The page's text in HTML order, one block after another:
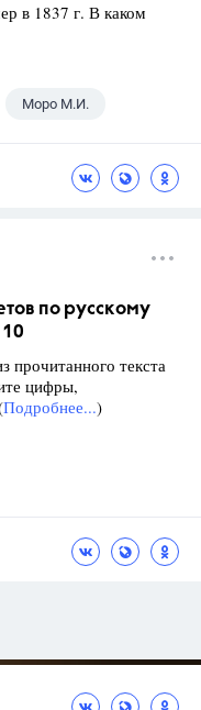
в 1837 г. В каком
Моро М.И.
по русскому
прочитанного текста
цифры,
Подробнее...)